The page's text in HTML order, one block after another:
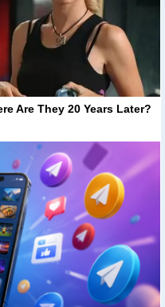
Are They 20 Years Later?